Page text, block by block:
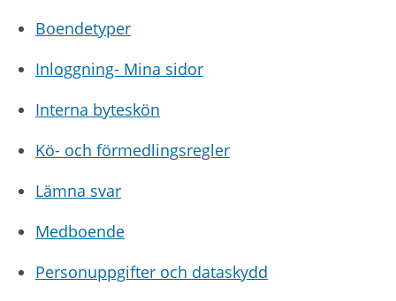
Boendetyper
Inloggning- Mina sidor
Interna byteskön
Kö- och förmedlingsregler
Lämna svar
Medboende
Personuppgifter och dataskydd